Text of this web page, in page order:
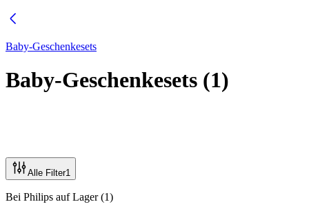
Baby-Geschenkesets
Baby-Geschenkesets (1)
Alle Filter1
Bei Philips auf Lager (1)